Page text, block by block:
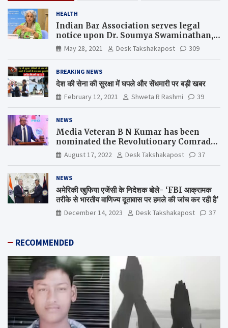
HEALTH
Indian Bar Association serves legal
notice upon Dr. Soumya Swaminathan,
the Chief Scientist, WHO
May 28, 2021 Desk Takshakapost 309
BREAKING NEWS
देश की सेना की सुरक्षा में घपले और सेंधमारी पर बड़ी खबर
February 12, 2021 Shweta R Rashmi 39
NEWS
Media Veteran B N Kumar has been
nominated the Revolutionary Comrade
Shiv Varma Media Award 2022-23
August 17, 2022 Desk Takshakapost 37
NEWS
अमेरिकी खुफिया एजेंसी के निदेशक बोले- ‘FBI आक्रामक
तरीके से भारतीय वाणिज्य दूतावास पर हमले की जांच कर रही है’
December 14, 2023 Desk Takshakapost 37
RECOMMENDED